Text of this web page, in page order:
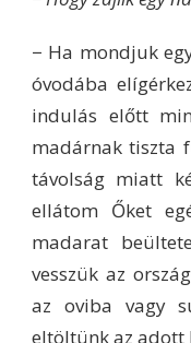
− Ha mondjuk
óvodába
indulás előtt
madárnak tiszta
távolság miatt
ellátom Őket
madarat
vesszük az
az oviba vagy
eltöltünk az adott